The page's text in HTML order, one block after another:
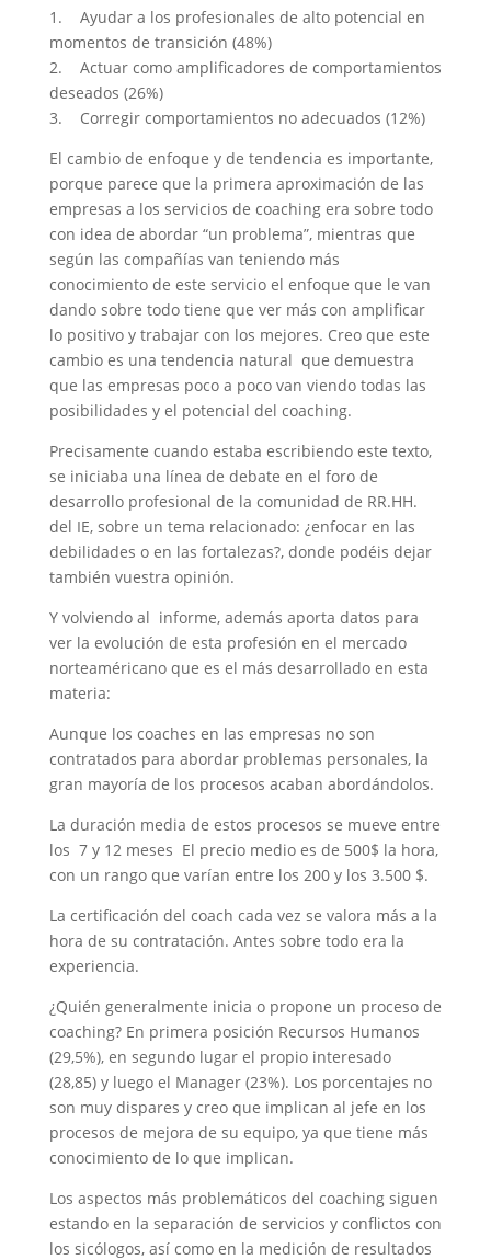
1. Ayudar a los profesionales de alto potencial en
momentos de transición (48%)
2. Actuar como amplificadores de comportamientos
deseados (26%)
3. Corregir comportamientos no adecuados (12%)
El cambio de enfoque y de tendencia es importante,
porque parece que la primera aproximación de las
empresas a los servicios de coaching era sobre todo
con idea de abordar “un problema”, mientras que
según las compañías van teniendo más
conocimiento de este servicio el enfoque que le van
dando sobre todo tiene que ver más con amplificar
lo positivo y trabajar con los mejores. Creo que este
cambio es una tendencia natural que demuestra
que las empresas poco a poco van viendo todas las
posibilidades y el potencial del coaching.
Precisamente cuando estaba escribiendo este texto,
se iniciaba una línea de debate en el foro de
desarrollo profesional de la comunidad de RR.HH.
del IE, sobre un tema relacionado: ¿enfocar en las
debilidades o en las fortalezas?, donde podéis dejar
también vuestra opinión.
Y volviendo al informe, además aporta datos para
ver la evolución de esta profesión en el mercado
norteaméricano que es el más desarrollado en esta
materia:
Aunque los coaches en las empresas no son
contratados para abordar problemas personales, la
gran mayoría de los procesos acaban abordándolos.
La duración media de estos procesos se mueve entre
los 7 y 12 meses El precio medio es de 500$ la hora,
con un rango que varían entre los 200 y los 3.500 $.
La certificación del coach cada vez se valora más a la
hora de su contratación. Antes sobre todo era la
experiencia.
¿Quién generalmente inicia o propone un proceso de
coaching? En primera posición Recursos Humanos
(29,5%), en segundo lugar el propio interesado
(28,85) y luego el Manager (23%). Los porcentajes no
son muy dispares y creo que implican al jefe en los
procesos de mejora de su equipo, ya que tiene más
conocimiento de lo que implican.
Los aspectos más problemáticos del coaching siguen
estando en la separación de servicios y conflictos con
los sicólogos, así como en la medición de resultados